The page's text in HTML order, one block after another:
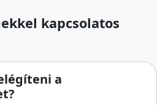
kapcsolatos
a